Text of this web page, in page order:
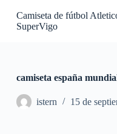
SCamiseta de fútbol
SuperVigo
camiseta españa
istern 15 de